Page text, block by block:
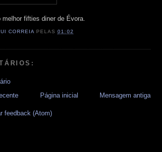
fifties diner de Évora.
CORREIA PELAS01:02
Mensagem antiga
Página inicial
feedback (Atom)